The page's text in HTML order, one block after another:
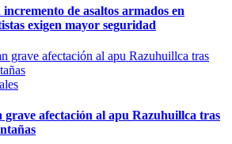
de asaltos armados en
exigen mayor seguridad
grave afectación al apu Razuhuillca tras